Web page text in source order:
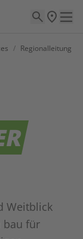
/ Regionalleitung
Weitblick
bau für